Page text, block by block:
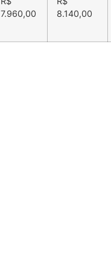
7.960,00
8.140,00